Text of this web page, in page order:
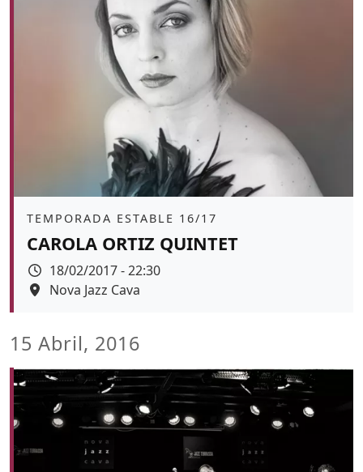
Àmbit
TEMPORADA ESTABLE 16/17
CAROLA ORTIZ QUINTET
Data
18/02/2017 - 22:30
Espai
Nova Jazz Cava
15 Abril, 2016